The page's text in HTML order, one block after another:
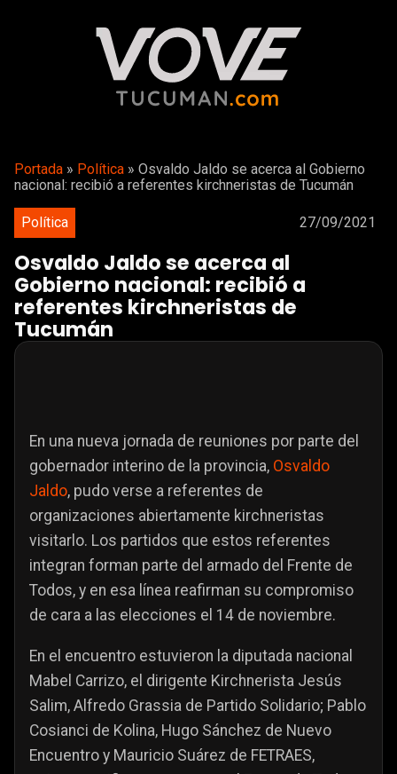
Portada » Política » Osvaldo Jaldo se acerca al Gobierno
nacional: recibió a referentes kirchneristas de Tucumán
Política 27/09/2021
Osvaldo Jaldo se acerca al
Gobierno nacional: recibió a
referentes kirchneristas de
Tucumán
En una nueva jornada de reuniones por parte del
gobernador interino de la provincia, Osvaldo
Jaldo, pudo verse a referentes de
organizaciones abiertamente kirchneristas
visitarlo. Los partidos que estos referentes
integran forman parte del armado del Frente de
Todos, y en esa línea reafirman su compromiso
de cara a las elecciones el 14 de noviembre.
En el encuentro estuvieron la diputada nacional
Mabel Carrizo, el dirigente Kirchnerista Jesús
Salim, Alfredo Grassia de Partido Solidario; Pablo
Cosianci de Kolina, Hugo Sánchez de Nuevo
Encuentro y Mauricio Suárez de FETRAES,